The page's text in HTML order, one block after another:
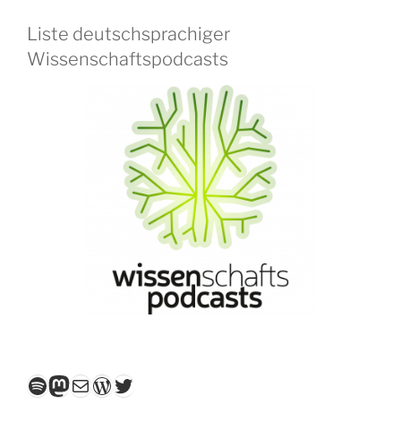
Liste deutschsprachiger
Wissenschaftspodcasts
Spotify
Mastodon
E-MailWordPress
Twitter